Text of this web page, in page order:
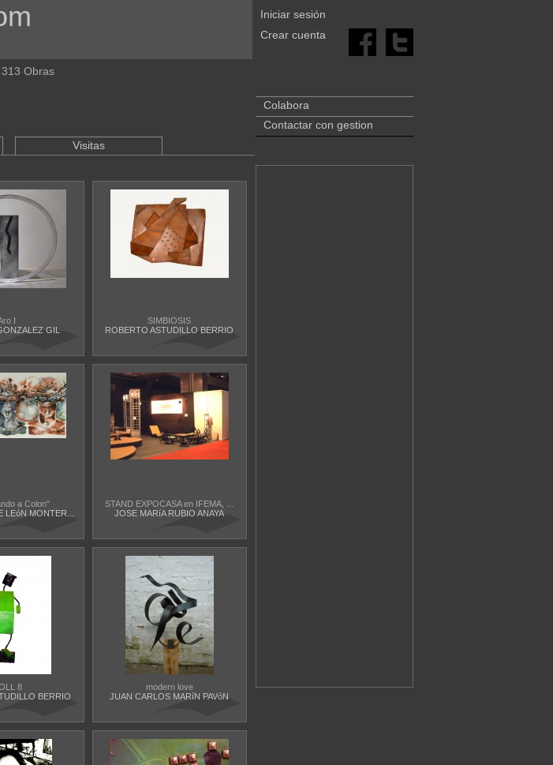
Iniciar sesión
Crear cuenta
Obras
Visitas
I
GIL
SIMBIOSIS
ROBERTO ASTUDILLO BERRIO
a Colon"
MONTER...
STAND EXPOCASA en IFEMA, ...
JOSE MARíA RUBIO ANAYA
8
BERRIO
modern love
JUAN CARLOS MARíN PAVóN
Colabora
Contactar con gestion